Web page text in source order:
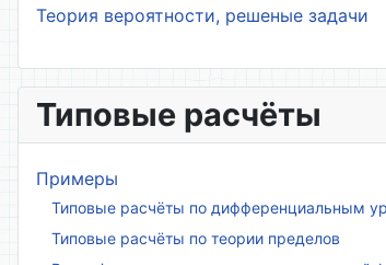
Теория вероятности, решеные задачи
Типовые расчёты
Примеры
Типовые расчёты по дифференциальным
Типовые расчёты по теории пределов